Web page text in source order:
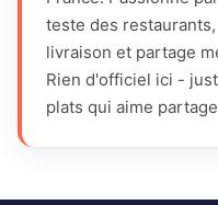
teste des
livraison et partage
Rien d'officiel ici -
plats qui aime